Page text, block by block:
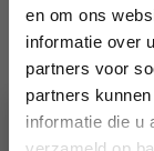
en om ons
informatie over
partners voor
partners
informatie die u
Merk
Innovation
EAN